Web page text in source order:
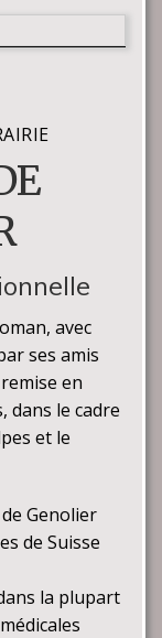
avec
ses amis
en
dans le cadre
et le
Genolier
de Suisse
la plupart